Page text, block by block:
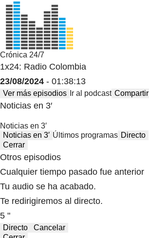
Crónica 24/7
1x24: Radio Colombia
23/08/2024 - 01:38:13
Ver más episodios Ir al podcast Compartir
Noticias en 3′
Noticias en 3′
Noticias en 3′ Últimos programas Directo
Cerrar
Otros episodios
Cualquier tiempo pasado fue anterior
Tu audio se ha acabado.
Te redirigiremos al directo.
5 "
Directo
Cancelar